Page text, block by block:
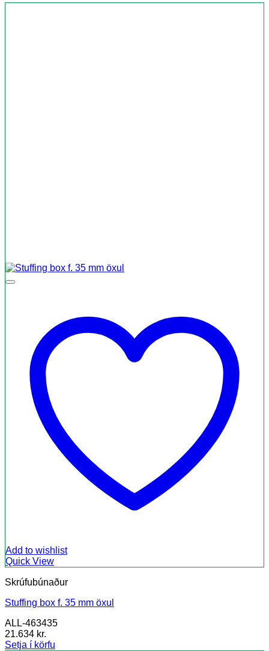
Add to wishlist
Quick View
Skrúfubúnaður
Stuffing box f. 35 mm öxul
ALL-463435
21.634 kr.
Setja í körfu